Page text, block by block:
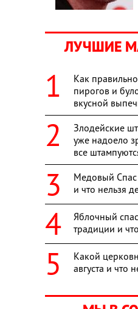
ЛУЧШИЕ
Как
пирогов и
вкусной
Злодейские
уже надоело
все
Медовый Спас
и что нельзя
Яблочный
традиции и
Какой
августа и что